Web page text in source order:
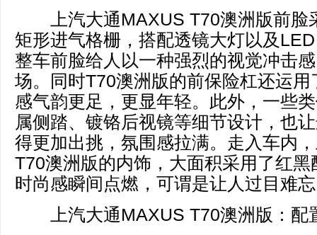
上汽大通MAXUS T70澳洲版前脸
矩形进气格栅，搭配透镜大灯以及
整车前脸给人以一种强烈的视觉冲击
场。同时T70澳洲版的前保险杠还运
感气韵更足，更显年轻。此外，一些
属侧踏、镀铬后视镜等细节设计，也
得更加出挑，氛围感拉满。走入车内
T70澳洲版的内饰，大面积采用了红
时尚感瞬间点燃，可谓是让人过目难
上汽大通MAXUS T70澳洲版：配